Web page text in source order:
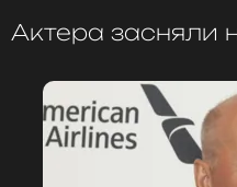
Актера засняли